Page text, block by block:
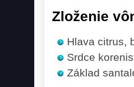
Zloženie
Hlavacitrus,
Srdce
Základ